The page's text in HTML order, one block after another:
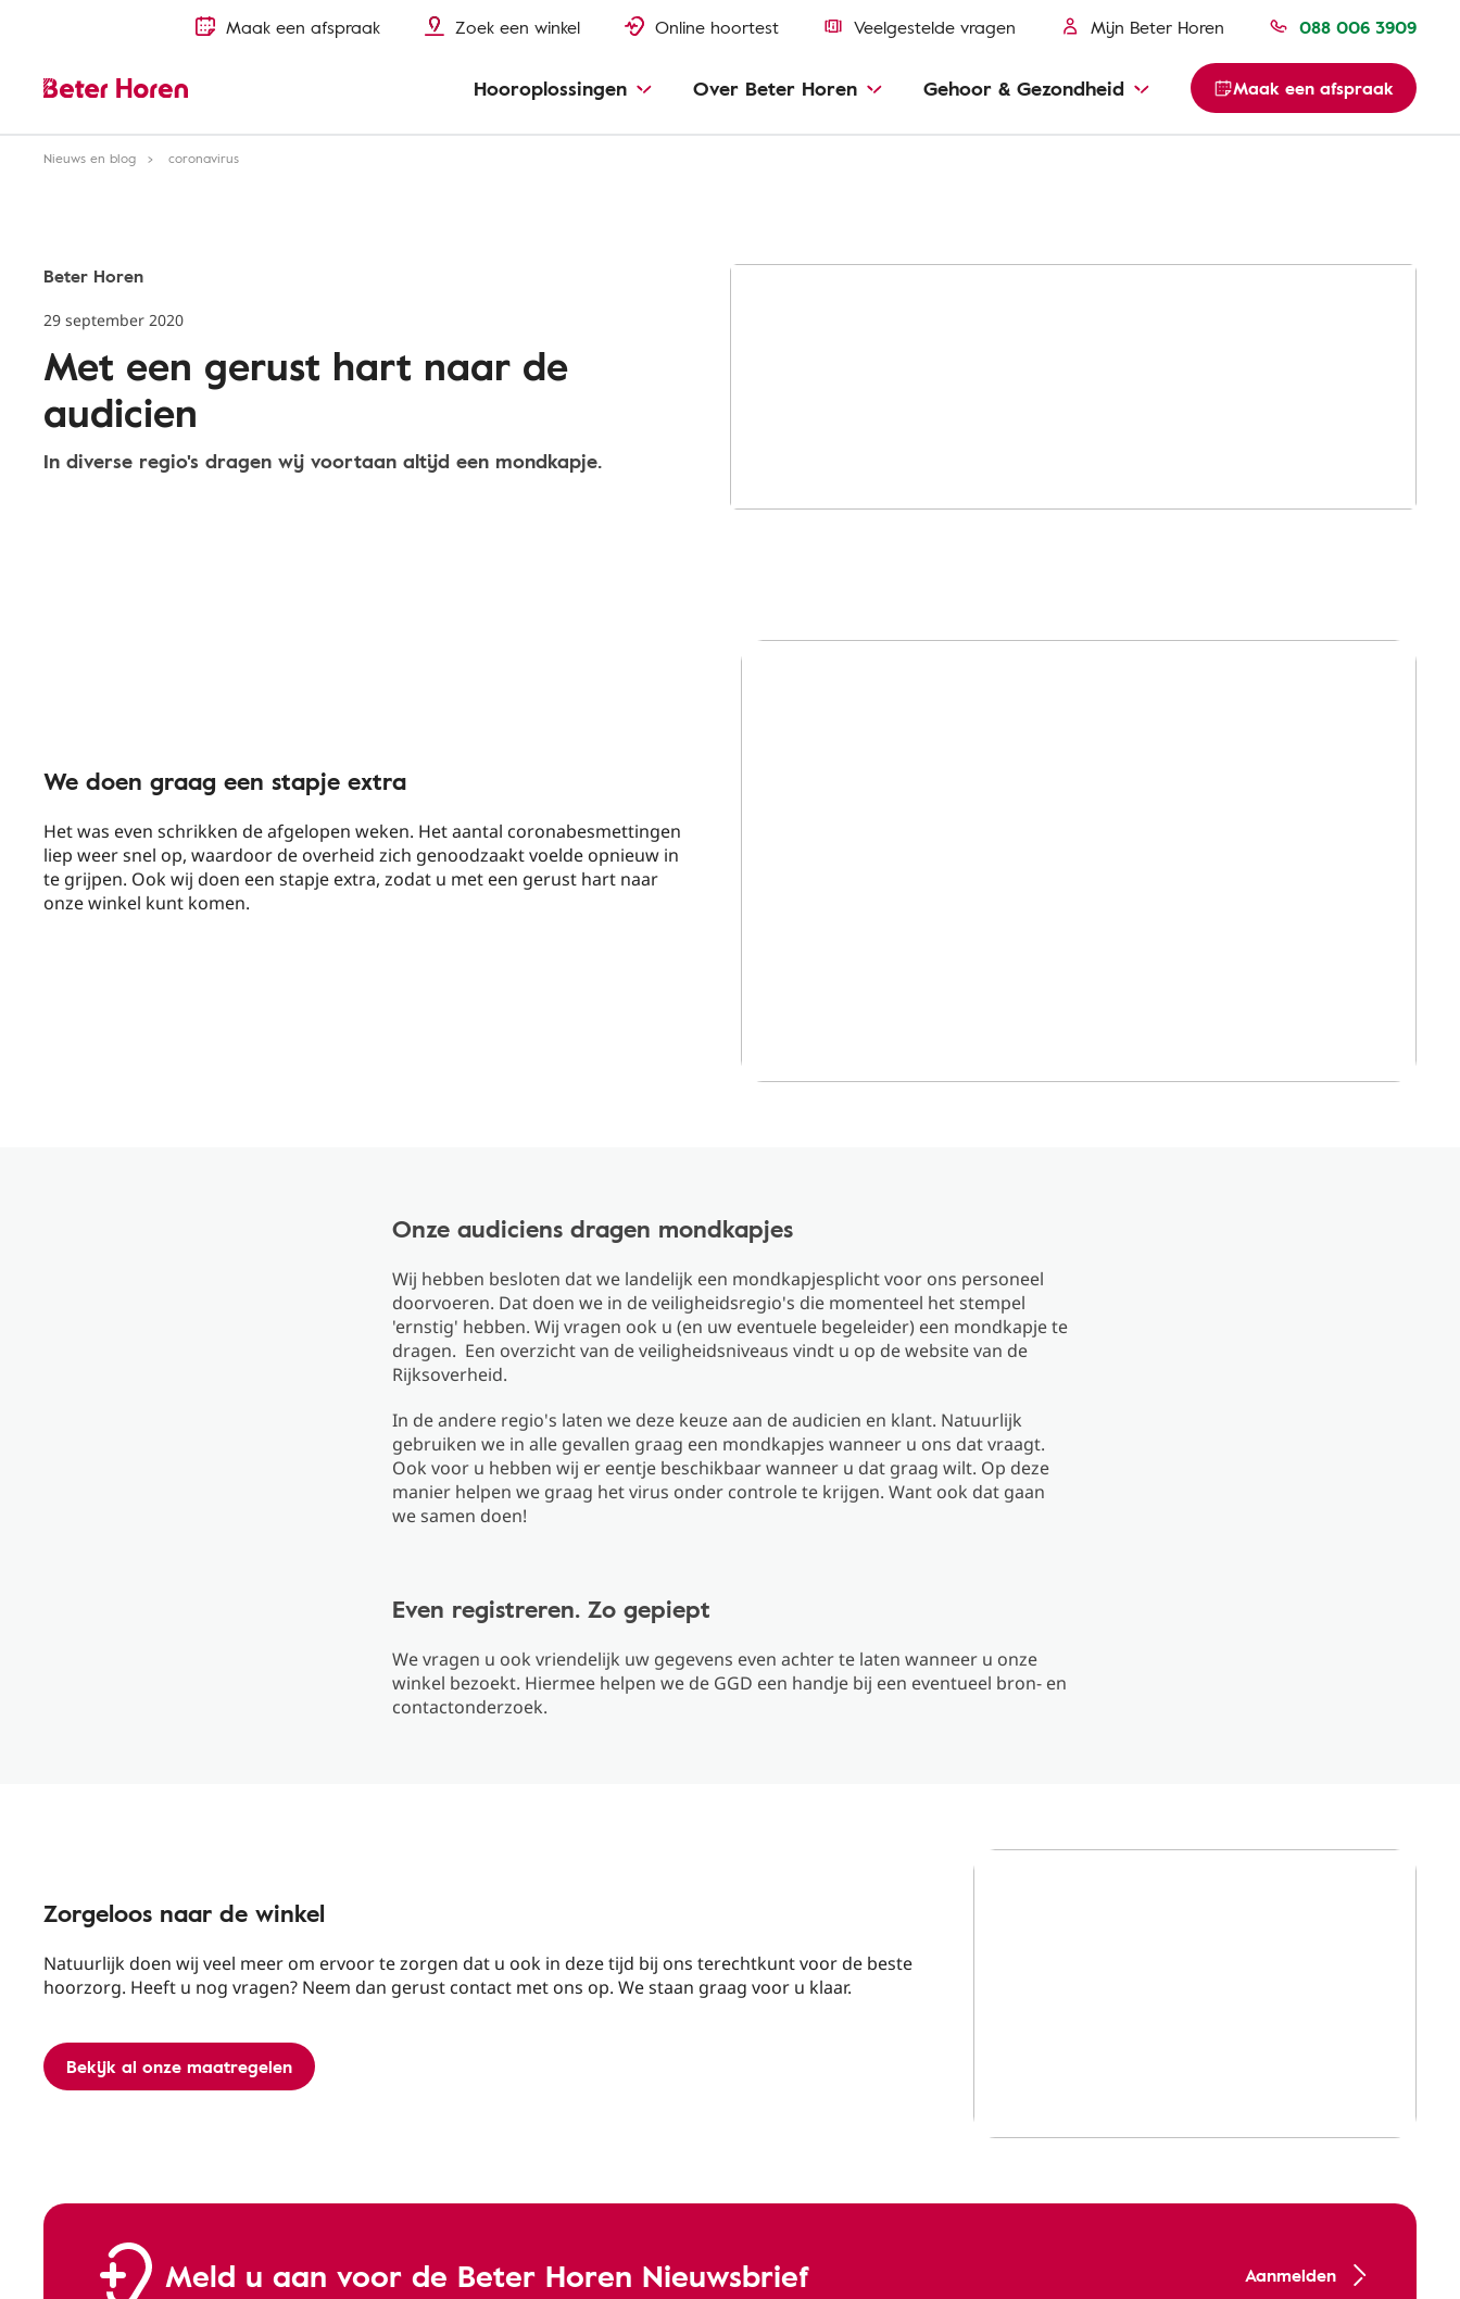
Maak een afspraak Zoek een winkel Online hoortest Veelgestelde vragen Mijn Beter Horen 088 006 3909
Hooroplossingen Over Beter Horen Gehoor & Gezondheid Maak een afspraak
Nieuws en blog coronavirus
Beter Horen
29 september 2020
Met een gerust hart naar de
audicien
In diverse regio's dragen wij voortaan altijd een mondkapje.
We doen graag een stapje extra
Het was even schrikken de afgelopen weken. Het aantal coronabesmettingen
liep weer snel op, waardoor de overheid zich genoodzaakt voelde opnieuw in
te grijpen. Ook wij doen een stapje extra, zodat u met een gerust hart naar
onze winkel kunt komen.
Onze audiciens dragen mondkapjes
Wij hebben besloten dat we landelijk een mondkapjesplicht voor ons personeel
doorvoeren. Dat doen we in de veiligheidsregio's die momenteel het stempel
'ernstig' hebben. Wij vragen ook u (en uw eventuele begeleider) een mondkapje te
dragen. Een overzicht van de veiligheidsniveaus vindt u op de website van de
Rijksoverheid.
In de andere regio's laten we deze keuze aan de audicien en klant. Natuurlijk
gebruiken we in alle gevallen graag een mondkapjes wanneer u ons dat vraagt.
Ook voor u hebben wij er eentje beschikbaar wanneer u dat graag wilt. Op deze
manier helpen we graag het virus onder controle te krijgen. Want ook dat gaan
we samen doen!
Even registreren. Zo gepiept
We vragen u ook vriendelijk uw gegevens even achter te laten wanneer u onze
winkel bezoekt. Hiermee helpen we de GGD een handje bij een eventueel bron- en
contactonderzoek.
Zorgeloos naar de winkel
Natuurlijk doen wij veel meer om ervoor te zorgen dat u ook in deze tijd bij ons terechtkunt voor de beste
hoorzorg. Heeft u nog vragen? Neem dan gerust contact met ons op. We staan graag voor u klaar.
Bekijk al onze maatregelen
Meld u aan voor de Beter Horen Nieuwsbrief Aanmelden